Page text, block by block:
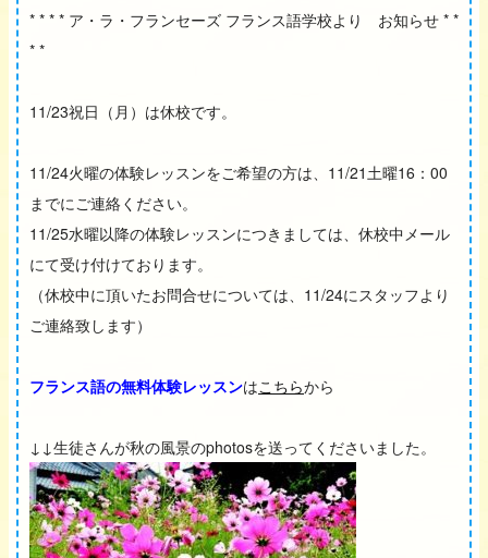
* * * * ア・ラ・フランセーズ フランス語学校より お知らせ * *
* *
11/23祝日（月）は休校です。
11/24火曜の体験レッスンをご希望の方は、11/21土曜16：00
までにご連絡ください。
11/25水曜以降の体験レッスンにつきましては、休校中メール
にて受け付けております。
（休校中に頂いたお問合せについては、11/24にスタッフより
ご連絡致します）
フランス語の無料体験レッスンはこちらから
↓↓生徒さんが秋の風景のphotosを送ってくださいました。